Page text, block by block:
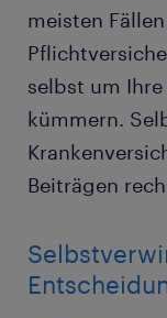
meisten
selbst um
kümmern.
Beiträgen